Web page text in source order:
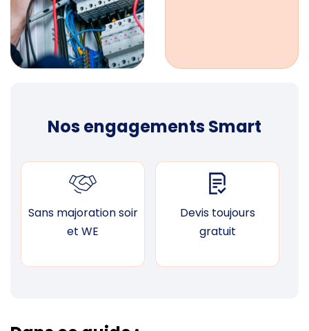
Nos engagements Smart
Sans majoration soir
et WE
Devis toujours
gratuit